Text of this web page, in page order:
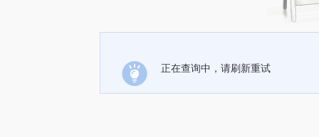
正在查询中，请刷新重试